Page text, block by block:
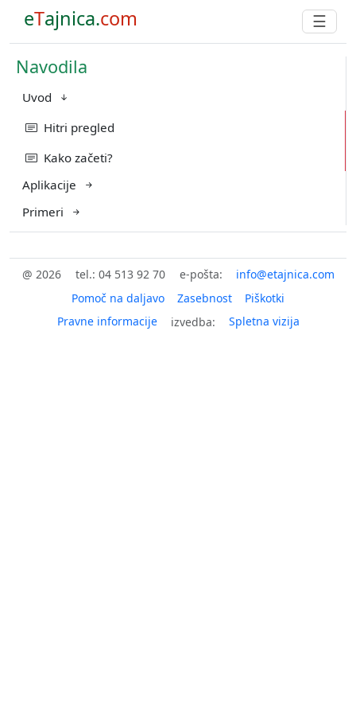
eTajnica.com ☰
Navodila
Uvod
Hitri pregled
Kako začeti?
Aplikacije
Primeri
@ 2026 tel.: 04 513 92 70
e-pošta:
Pomoč na daljavo
Zasebnost
Piškotki
Pravne informacije
izvedba: Spletna vizija